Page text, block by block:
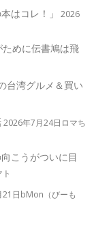
はコレ！」
2026
めに伝書鳩は飛
台湾グルメ＆買い
2026年7月24日ロマち
こうがついに目
21日bMon（びーも